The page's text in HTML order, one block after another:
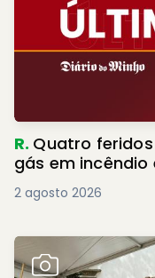
R. Quatro
gás em incêndio
2 agosto 2026